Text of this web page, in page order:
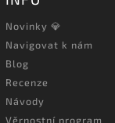
Novinky 💎
Navigovat k nám
Blog
Recenze
Návody
Věrnostní program